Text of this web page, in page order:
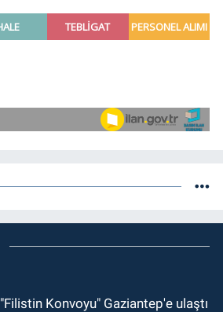
"Filistin Konvoyu" Gaziantep'e ulaştı